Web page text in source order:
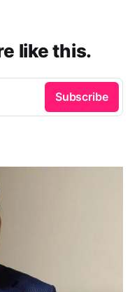
like this.
Subscribe